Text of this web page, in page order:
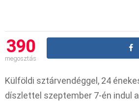
390
megosztás
Külföldi sztárvendéggel, 24
díszlettel szeptember 7-én indul